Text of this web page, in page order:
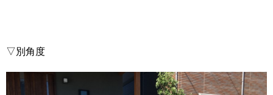
▽別角度